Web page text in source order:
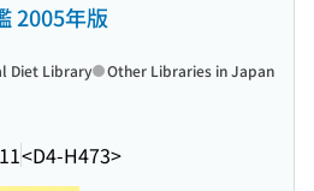
2005年版
<D4-H473>
Diet Library Other Libraries in Japan